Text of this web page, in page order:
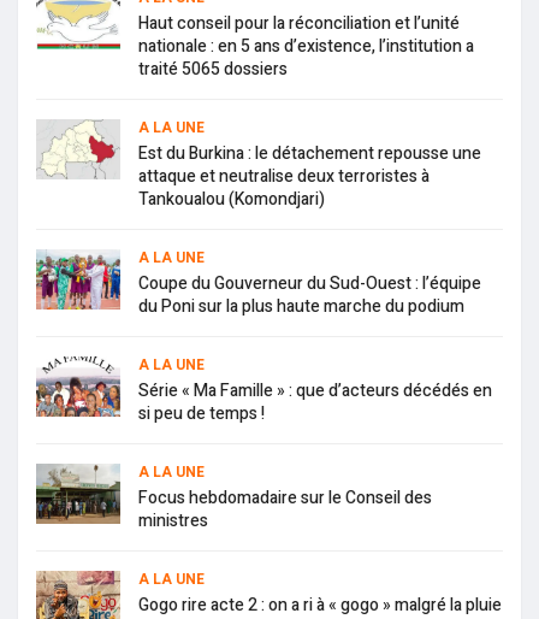
Haut conseil pour la réconciliation et l’unité
nationale : en 5 ans d’existence, l’institution a
traité 5065 dossiers
A LA UNE
Est du Burkina : le détachement repousse une
attaque et neutralise deux terroristes à
Tankoualou (Komondjari)
A LA UNE
Coupe du Gouverneur du Sud-Ouest : l’équipe
du Poni sur la plus haute marche du podium
A LA UNE
Série « Ma Famille » : que d’acteurs décédés en
si peu de temps !
A LA UNE
Focus hebdomadaire sur le Conseil des
ministres
A LA UNE
Gogo rire acte 2 : on a ri à « gogo » malgré la pluie